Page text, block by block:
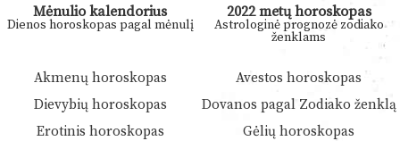
Mėnulio kalendorius
Dienos horoskopas pagal mėnulį
2022 metų horoskopas
Astrologinė prognozė zodiako
ženklams
Akmenų horoskopas
Avestos horoskopas
Dievybių horoskopas
Dovanos pagal Zodiako ženklą
Erotinis horoskopas
Gėlių horoskopas